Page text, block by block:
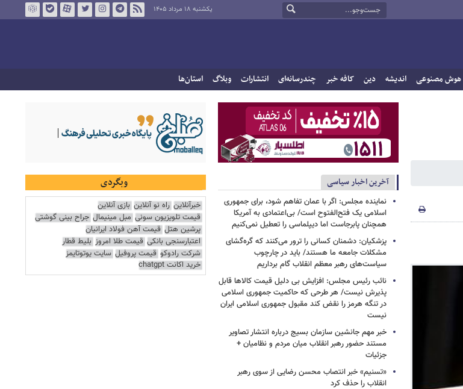
یکشنبه ۱۸ مرداد ۱۴۰۵
هوش مصنوعی اندیشه دین کافه خبر چندرسانه‌ای انتشارات وبلاگ استان‌ها
آخرین اخبار سیاسی
نماینده مجلس: اگر با عمان تفاهم شود، برای جمهوری
اسلامی یک فتح‌الفتوح است/ بی‌اعتمادی به آمریکا
همچنان پابرجاست اما دیپلماسی را تعطیل نمی‌کنیم
پزشکیان: دشمنان کسانی را ترور می‌کنند که گره‌گشای
مشکلات جامعه ما هستند/ باید در چارچوب
سیاست‌های رهبر معظم انقلاب گام برداریم
نائب رئیس مجلس: افزایش بی دلیل قیمت کالاها قابل
پذیرش نیست/ هر طرحی که حاکمیت جمهوری اسلامی
در تنگه هرمز را نقض کند مقبول جمهوری اسلامی ایران
نیست
خبر مهم جانشین سازمان بسیج درباره انتشار تصاویر
مستند حضور رهبر انقلاب میان مردم و نظامیان +
جزئیات
«تسنیم» خبر انتصاب محسن رضایی از سوی رهبر
انقلاب را حذف کرد
وبگردی
خبرآنلاین راه نو آنلاین بازی آنلاین
قیمت تلویزیون سونی مبل مینیمال جراح بینی گوشتی
پرشین هتل قیمت آهن فولاد ایرانیان
اعتبارسنجی بانکی قیمت طلا امروز بلیط قطار
شرکت رادوکو قیمت پروفیل سایت یوتوتایمز
خرید اکانت chatgpt